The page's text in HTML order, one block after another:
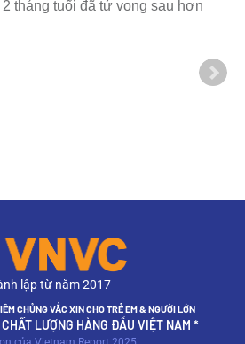
tháng tuổi đã tử vong sau hơn
lập từ năm 2017
CHỦNG VẮC XIN CHO TRẺ EM & NGƯỜI LỚN
LƯỢNG HÀNG ĐẦU VIỆT NAM *